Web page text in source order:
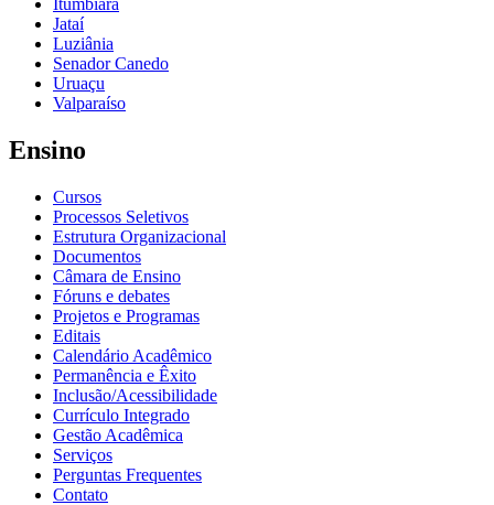
Itumbiara
Jataí
Luziânia
Senador Canedo
Uruaçu
Valparaíso
Ensino
Cursos
Processos Seletivos
Estrutura Organizacional
Documentos
Câmara de Ensino
Fóruns e debates
Projetos e Programas
Editais
Calendário Acadêmico
Permanência e Êxito
Inclusão/Acessibilidade
Currículo Integrado
Gestão Acadêmica
Serviços
Perguntas Frequentes
Contato